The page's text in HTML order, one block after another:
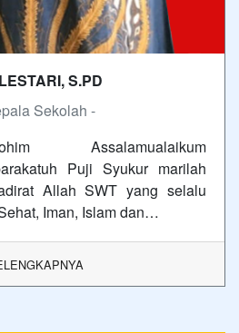
S.PD
Sekolah -
Assalamualaikum
Puji Syukur marilah
Allah SWT yang selalu
Iman, Islam dan…